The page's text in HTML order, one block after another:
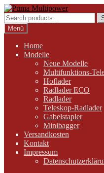
Zur
Navigation
springen
Zum
Inhalt
springen
Search
for:Menü
Home
Modelle
Neue Modelle
Multifunktions-
Hoflader
Radlader ECO
Radlader
Teleskop-Radlader
Gabelstapler
Minibagger
Versandkosten
Kontakt
Impressum